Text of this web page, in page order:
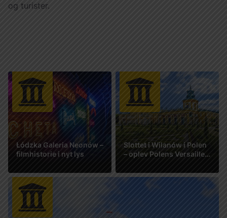
og turister.
Łódzka Galeria Neonów –
filmhistorie i nyt lys
Se mere
Slottet i Wilanów i Polen
– oplev Polens Versailles
Se mere